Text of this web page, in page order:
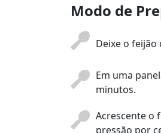
Modo de
Deixe o
Em uma
minutos.
Acrescente o
pressão por